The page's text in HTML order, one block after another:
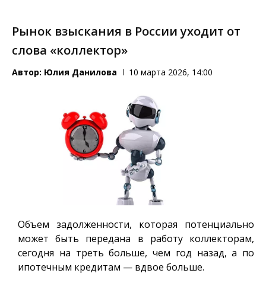
Рынок взыскания в России уходит от
слова «коллектор»
Автор: Юлия Данилова 10 марта 2026, 14:00
Объем задолженности, которая потенциально
может быть передана в работу коллекторам,
сегодня на треть больше, чем год назад, а по
ипотечным кредитам — вдвое больше.